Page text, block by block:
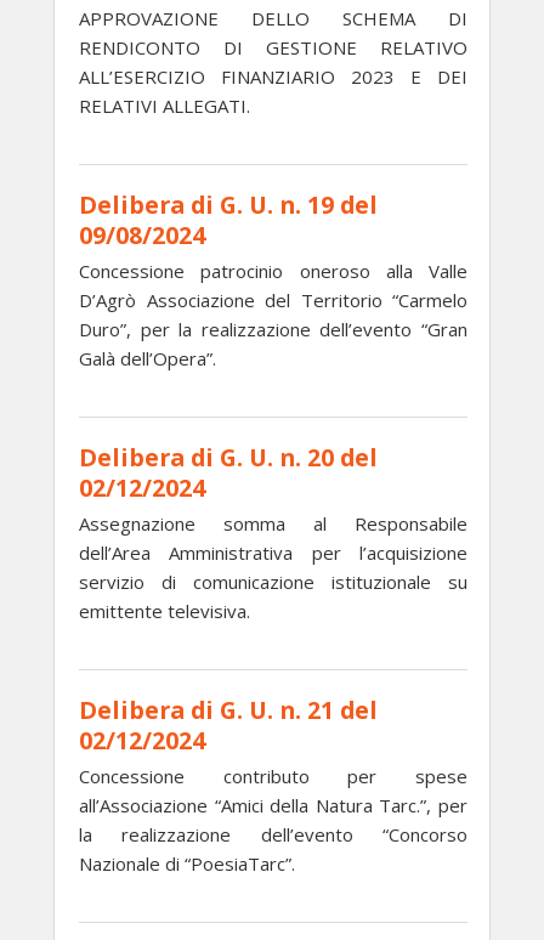
APPROVAZIONE DELLO SCHEMA DI
RENDICONTO DI GESTIONE RELATIVO
ALL’ESERCIZIO FINANZIARIO 2023 E DEI
RELATIVI ALLEGATI.
Delibera di G. U. n. 19 del
09/08/2024
Concessione patrocinio oneroso alla Valle
D’Agrò Associazione del Territorio “Carmelo
Duro”, per la realizzazione dell’evento “Gran
Galà dell’Opera”.
Delibera di G. U. n. 20 del
02/12/2024
Assegnazione somma al Responsabile
dell’Area Amministrativa per l’acquisizione
servizio di comunicazione istituzionale su
emittente televisiva.
Delibera di G. U. n. 21 del
02/12/2024
Concessione contributo per spese
all’Associazione “Amici della Natura Tarc.”, per
la realizzazione dell’evento “Concorso
Nazionale di “PoesiaTarc”.